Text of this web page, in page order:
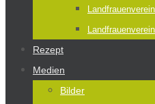
Rezept
Medien
Bilder